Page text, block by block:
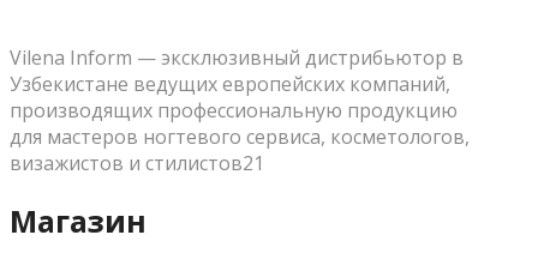
Vilena Inform — эксклюзивный дистрибьютор в
Узбекистане ведущих европейских компаний,
производящих профессиональную продукцию
для мастеров ногтевого сервиса, косметологов,
визажистов и стилистов21
Магазин